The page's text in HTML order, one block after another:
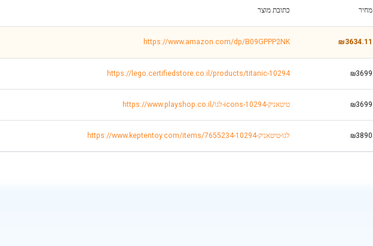
מחיר כתובת מוצר
₪3634.11
https://www.amazon.com/dp/B09GPPP2NK
₪3699
https://lego.certifiedstore.co.il/products/titanic-10294
₪3699 https://www.playshop.co.il/לגו-icons-טיטאניק-10294
₪3890 https://www.keptentoy.com/items/7655234-לגו-טיטאניק-10294